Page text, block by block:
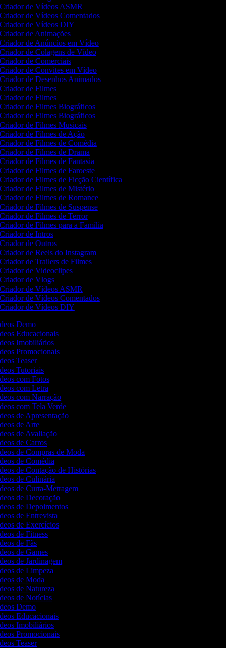
de Vídeos ASMR
de Vídeos Comentados
de Vídeos DIY
de Animações
de Anúncios em Vídeo
de Colagens de Vídeo
de Comerciais
de Convites em Vídeo
de Desenhos Animados
de Filmes
de Filmes
de Filmes Biográficos
de Filmes Biográficos
de Filmes Musicais
de Filmes de Ação
de Filmes de Comédia
de Filmes de Drama
de Filmes de Fantasia
de Filmes de Faroeste
de Filmes de Ficção Científica
de Filmes de Mistério
de Filmes de Romance
de Filmes de Suspense
de Filmes de Terror
de Filmes para a Família
de Intros
de Outros
de Reels do Instagram
de Trailers de Filmes
de Videoclipes
de Vlogs
de Vídeos ASMR
de Vídeos Comentados
de Vídeos DIY
Demo
Educacionais
Imobiliários
Promocionais
Teaser
Tutoriais
com Fotos
com Letra
com Narração
com Tela Verde
de Apresentação
de Arte
de Avaliação
de Carros
de Compras de Moda
de Comédia
de Contação de Histórias
de Culinária
de Curta-Metragem
de Decoração
de Depoimentos
de Entrevista
de Exercícios
de Fitness
de Fãs
de Games
de Jardinagem
de Limpeza
de Moda
de Natureza
de Notícias
Demo
Educacionais
Imobiliários
Promocionais
Teaser